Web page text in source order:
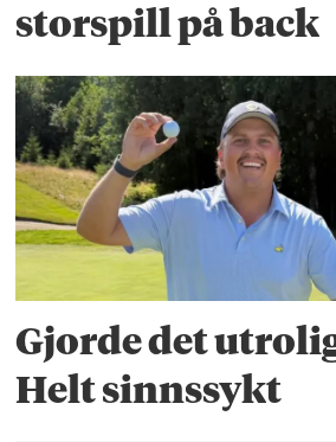
storspill på back
Gjorde det
Helt sinnssykt